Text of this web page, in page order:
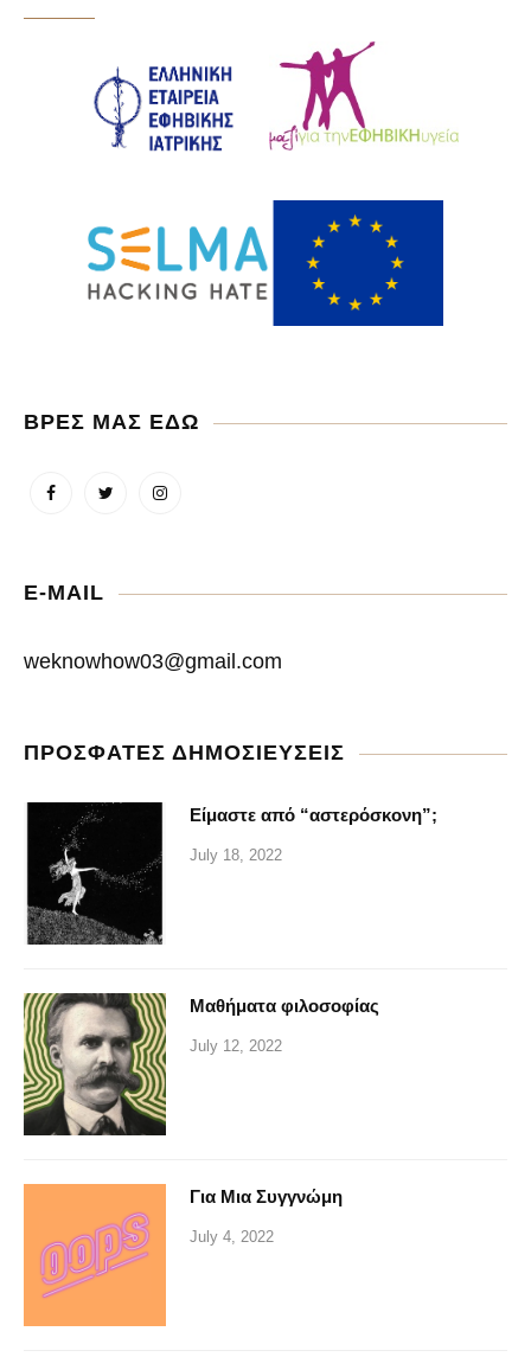
ΒΡΕΣ ΜΑΣ ΕΔΩ
E-MAIL
weknowhow03@gmail.com
ΠΡΟΣΦΑΤΕΣ ΔΗΜΟΣΙΕΥΣΕΙΣ
Είμαστε από “αστερόσκονη”;
July 18, 2022
Μαθήματα φιλοσοφίας
July 12, 2022
Για Μια Συγγνώμη
July 4, 2022